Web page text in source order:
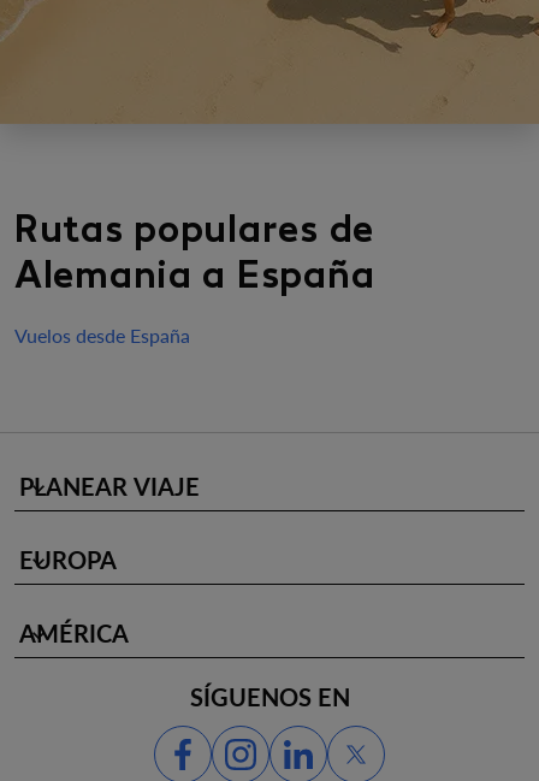
Rutas populares de
Alemania a España
Vuelos desde España
PLANEAR VIAJE
keyboard_arrow_down
EUROPA
keyboard_arrow_down
AMÉRICA
keyboard_arrow_down
SÍGUENOS EN